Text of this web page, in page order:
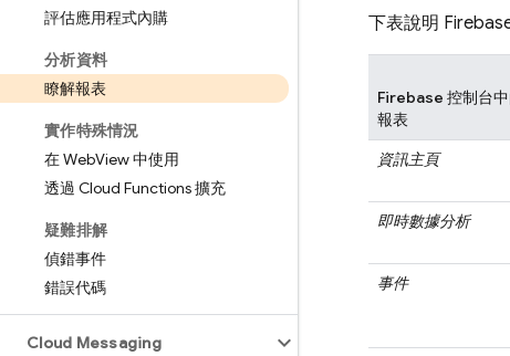
評估應用程式內購
分析資料
瞭解報表
實作特殊情況
在 WebView 中使用
透過 Cloud Functions 擴充
疑難排解
偵錯事件
錯誤代碼
Cloud Messaging
下表說明
Firebase 控制台
報表
資訊主頁
即時數據分析
事件